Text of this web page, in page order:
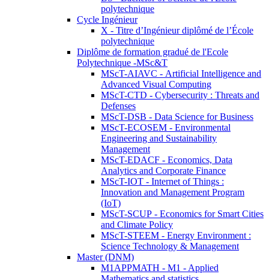
polytechnique
Cycle Ingénieur
X - Titre d’Ingénieur diplômé de l’École
polytechnique
Diplôme de formation gradué de l'Ecole
Polytechnique -MSc&T
MScT-AIAVC - Artificial Intelligence and
Advanced Visual Computing
MScT-CTD - Cybersecurity : Threats and
Defenses
MScT-DSB - Data Science for Business
MScT-ECOSEM - Environmental
Engineering and Sustainability
Management
MScT-EDACF - Economics, Data
Analytics and Corporate Finance
MScT-IOT - Internet of Things :
Innovation and Management Program
(IoT)
MScT-SCUP - Economics for Smart Cities
and Climate Policy
MScT-STEEM - Energy Environment :
Science Technology & Management
Master (DNM)
M1APPMATH - M1 - Applied